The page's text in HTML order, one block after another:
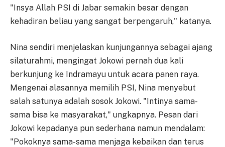
"Insya Allah PSI di Jabar semakin besar dengan
kehadiran beliau yang sangat berpengaruh," katanya.
Nina sendiri menjelaskan kunjungannya sebagai ajang
silaturahmi, mengingat Jokowi pernah dua kali
berkunjung ke Indramayu untuk acara panen raya.
Mengenai alasannya memilih PSI, Nina menyebut
salah satunya adalah sosok Jokowi. "Intinya sama-
sama bisa ke masyarakat," ungkapnya. Pesan dari
Jokowi kepadanya pun sederhana namun mendalam:
"Pokoknya sama-sama menjaga kebaikan dan terus